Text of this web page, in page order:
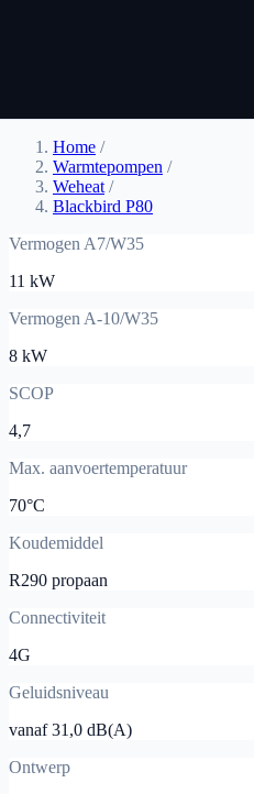
Home /
Warmtepompen /
Weheat /
Blackbird P80
Vermogen A7/W35
11 kW
Vermogen A-10/W35
8 kW
SCOP
4,7
Max. aanvoertemperatuur
70°C
Koudemiddel
R290 propaan
Connectiviteit
4G
Geluidsniveau
vanaf 31,0 dB(A)
Ontwerp